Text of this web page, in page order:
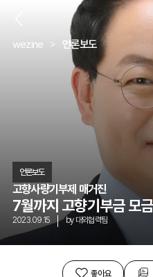
wezine 언론보도
언론보도
고향사량기부제 매거진
7월까지 고향기부금 모
2023.09.15 by 대외협력팀
좋아요